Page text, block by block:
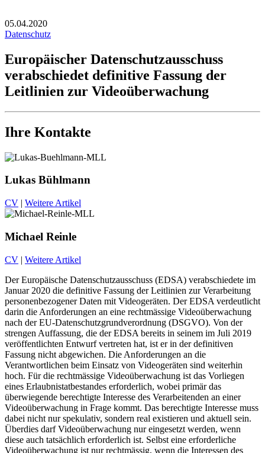
05.04.2020
Datenschutz
Europäischer Datenschutzausschuss
verabschiedet definitive Fassung der
Leitlinien zur Videoüberwachung
Ihre Kontakte
Lukas Bühlmann
CV | Weitere Artikel
Michael Reinle
CV | Weitere Artikel
Der Europäische Datenschutzausschuss (EDSA) verabschiedete im
Januar 2020 die definitive Fassung der Leitlinien zur Verarbeitung
personenbezogener Daten mit Videogeräten. Der EDSA verdeutlicht
darin die Anforderungen an eine rechtmässige Videoüberwachung
nach der EU-Datenschutzgrundverordnung (DSGVO). Von der
strengen Auffassung, die der EDSA bereits in seinem im Juli 2019
veröffentlichten Entwurf vertreten hat, ist er in der definitiven
Fassung nicht abgewichen. Die Anforderungen an die
Verantwortlichen beim Einsatz von Videogeräten sind weiterhin
hoch. Für die rechtmässige Videoüberwachung ist das Vorliegen
eines Erlaubnistatbestandes erforderlich, wobei primär das
überwiegende berechtigte Interesse des Verarbeitenden an einer
Videoüberwachung in Frage kommt. Das berechtigte Interesse muss
dabei nicht nur spekulativ, sondern real existieren und aktuell sein.
Überdies darf Videoüberwachung nur eingesetzt werden, wenn
diese auch tatsächlich erforderlich ist. Selbst eine erforderliche
Videoüberwachung ist nur rechtmässig, wenn die Interessen des